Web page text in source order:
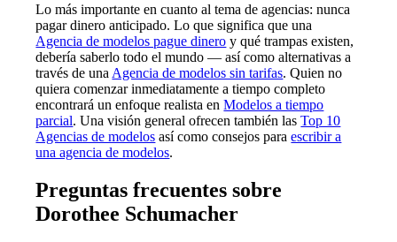
Lo más importante en cuanto al tema de agencias: nunca
pagar dinero anticipado. Lo que significa que una
Agencia de modelos pague dinero y qué trampas existen,
debería saberlo todo el mundo — así como alternativas a
través de una Agencia de modelos sin tarifas. Quien no
quiera comenzar inmediatamente a tiempo completo
encontrará un enfoque realista enModelos a tiempo
parcial. Una visión general ofrecen también lasTop 10
Agencias de modelos así como consejos paraescribir a
una agencia de modelos.
Preguntas frecuentes sobre
Dorothee Schumacher